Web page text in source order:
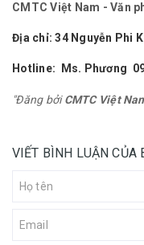
CMTC Việt Nam - Văn
Địa chỉ: 34 Nguyễn Phi
Hotline: Ms. Phương
"Đăng bởiCMTC Việt
VIẾT BÌNH LUẬN CỦA